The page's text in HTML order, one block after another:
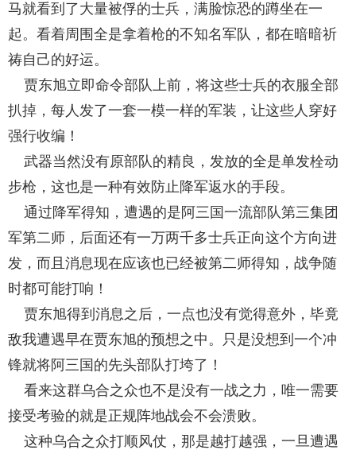
马就看到了大量被俘的士兵，满脸惊恐的蹲坐在一
起。看着周围全是拿着枪的不知名军队，都在暗暗祈
祷自己的好运。
贾东旭立即命令部队上前，将这些士兵的衣服全部
扒掉，每人发了一套一模一样的军装，让这些人穿好
强行收编！
武器当然没有原部队的精良，发放的全是单发栓动
步枪，这也是一种有效防止降军返水的手段。
通过降军得知，遭遇的是阿三国一流部队第三集团
军第二师，后面还有一万两千多士兵正向这个方向进
发，而且消息现在应该也已经被第二师得知，战争随
时都可能打响！
贾东旭得到消息之后，一点也没有觉得意外，毕竟
敌我遭遇早在贾东旭的预想之中。只是没想到一个冲
锋就将阿三国的先头部队打垮了！
看来这群乌合之众也不是没有一战之力，唯一需要
接受考验的就是正规阵地战会不会溃败。
这种乌合之众打顺风仗，那是越打越强，一旦遭遇